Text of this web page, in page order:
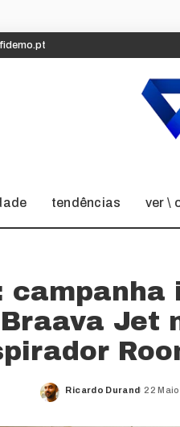
tendências ver \
campanha
Jet
Posted
Ricardo Durand 22